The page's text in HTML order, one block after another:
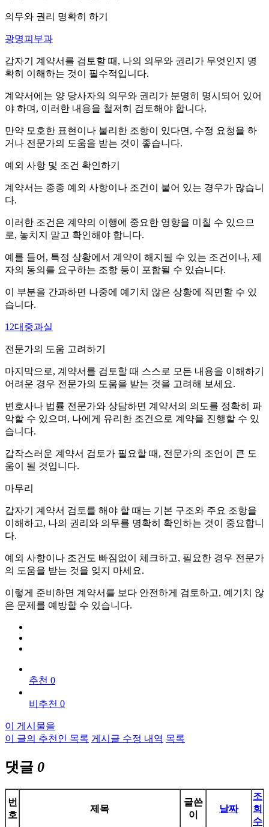
의무와 권리 명확히 하기
광명피부과
갑자기 계약서를 검토할 때, 나의 의무와 권리가 무엇인지 명
확히 이해하는 것이 필수적입니다.
계약서에는 양 당사자의 의무와 권리가 분명히 명시되어 있어
야 하며, 이러한 내용을 철저히 검토해야 합니다.
만약 모호한 표현이나 불리한 조항이 있다면, 수정 요청을 하
거나 전문가의 도움을 받는 것이 좋습니다.
예외 사항 및 조건 확인하기
계약서는 종종 예외 사항이나 조건이 붙어 있는 경우가 많습니
다.
이러한 조건은 계약의 이행에 중요한 영향을 미칠 수 있으므
로, 놓치지 말고 확인해야 합니다.
예를 들어, 특정 상황에서 계약이 해지될 수 있는 조건이나, 제
자의 동의를 요구하는 조항 등이 포함될 수 있습니다.
이 부분을 간과하면 나중에 예기치 않은 상황에 직면할 수 있
습니다.
12대중과실
전문가의 도움 고려하기
마지막으로, 계약서를 검토할 때 스스로 모든 내용을 이해하기
어려운 경우 전문가의 도움을 받는 것을 고려해 보세요.
변호사나 법률 전문가와 상담하면 계약서의 의도를 정확히 파
악할 수 있으며, 나에게 유리한 조건으로 계약을 진행할 수 있
습니다.
갑작스러운 계약서 검토가 필요할 때, 전문가의 조언이 큰 도
움이 될 것입니다.
마무리
갑자기 계약서 검토를 해야 할 때는 기본 구조와 주요 조항을
이해하고, 나의 권리와 의무를 명확히 확인하는 것이 중요합니
다.
예외 사항이나 조건도 빠짐없이 체크하고, 필요한 경우 전문가
의 도움을 받는 것을 잊지 마세요.
이렇게 준비하면 계약서를 보다 안전하게 검토하고, 예기치 않
은 문제를 예방할 수 있습니다.
추천 0
비추천 0
이 게시물을
이 글의 추천인 목록 게시글 수정 내역 목록
댓글 0
번
호
제목
글쓴
이
날짜
조
회
수